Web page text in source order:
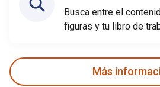
Busca entre el
figuras y tu libro de
Más